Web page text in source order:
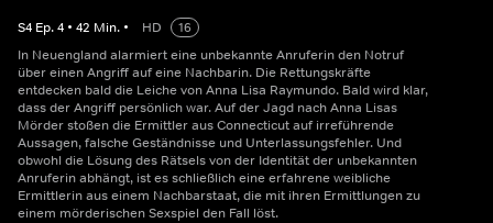
S4 Ep.4 • 42 Min. • HD
16
In Neuengland alarmiert eine unbekannte Anruferin den Notruf
über einen Angriff auf eine Nachbarin. Die Rettungskräfte
entdecken bald die Leiche von Anna Lisa Raymundo. Bald wird klar,
dass der Angriff persönlich war. Auf der Jagd nach Anna Lisas
Mörder stoßen die Ermittler aus Connecticut auf irreführende
Aussagen, falsche Geständnisse und Unterlassungsfehler. Und
obwohl die Lösung des Rätsels von der Identität der unbekannten
Anruferin abhängt, ist es schließlich eine erfahrene weibliche
Ermittlerin aus einem Nachbarstaat, die mit ihren Ermittlungen zu
einem mörderischen Sexspiel den Fall löst.